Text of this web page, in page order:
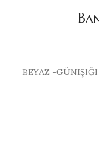
BEYAZ -